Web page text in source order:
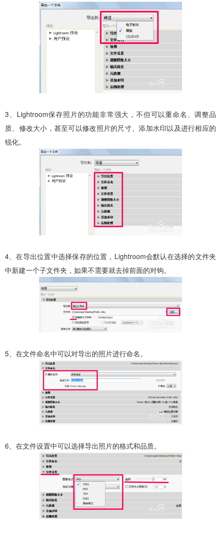
3、Lightroom保存照片的功能非常强大，不但可以重命名、调整品
质、修改大小，甚至可以修改照片的尺寸、添加水印以及进行相应的
锐化。
4、在导出位置中选择保存的位置，Lightroom会默认在选择的文件夹
中新建一个子文件夹，如果不需要就去掉前面的对钩。
5、在文件命名中可以对导出的照片进行命名。
6、在文件设置中可以选择导出照片的格式和品质。